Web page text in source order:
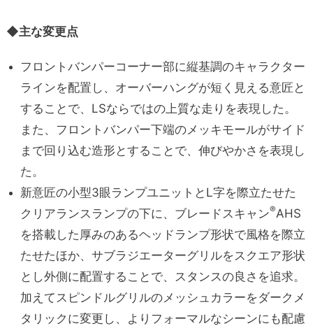
◆主な変更点
フロントバンパーコーナー部に縦基調のキャラクター
ラインを配置し、オーバーハングが短く見える意匠と
することで、LSならではの上質な走りを表現した。
また、フロントバンパー下端のメッキモールがサイド
まで回り込む造形とすることで、伸びやかさを表現し
た。
新意匠の小型3眼ランプユニットとL字を際立たせた
クリアランスランプの下に、ブレードスキャン®AHS
を搭載した厚みのあるヘッドランプ形状で風格を際立
たせたほか、サブラジエーターグリルをスクエア形状
とし外側に配置することで、スタンスの良さを追求。
加えてスピンドルグリルのメッシュカラーをダークメ
タリックに変更し、よりフォーマルなシーンにも配慮